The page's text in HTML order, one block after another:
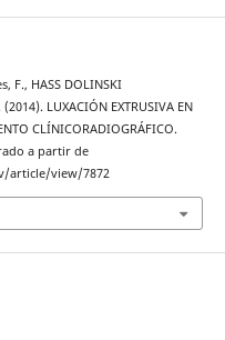
F., HASS DOLINSKI
LUXACIÓN EXTRUSIVA EN
CLÍNICORADIOGRÁFICO.
a partir de
article/view/7872